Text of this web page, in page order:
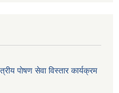
पाेषण सेवा विस्तार कार्यक्रम